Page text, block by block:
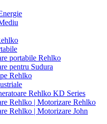
portabile Rehlko
pentru Sudura
Rehlko
Rehlko KD Series
Rehlko | Motorizare Rehlko
Rehlko | Motorizare John